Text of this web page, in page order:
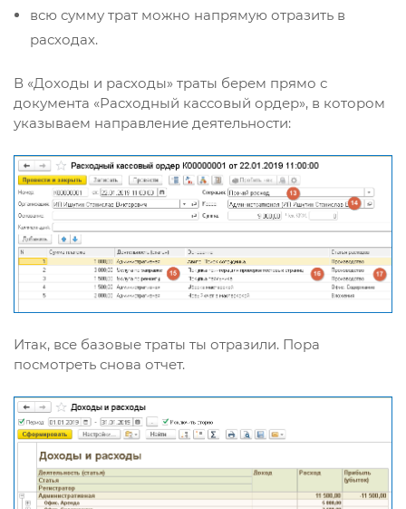
всю сумму трат можно напрямую отразить в
расходах.
В «Доходы и расходы» траты берем прямо с
документа «Расходный кассовый ордер», в котором
указываем направление деятельности:
Итак, все базовые траты ты отразили. Пора
посмотреть снова отчет.